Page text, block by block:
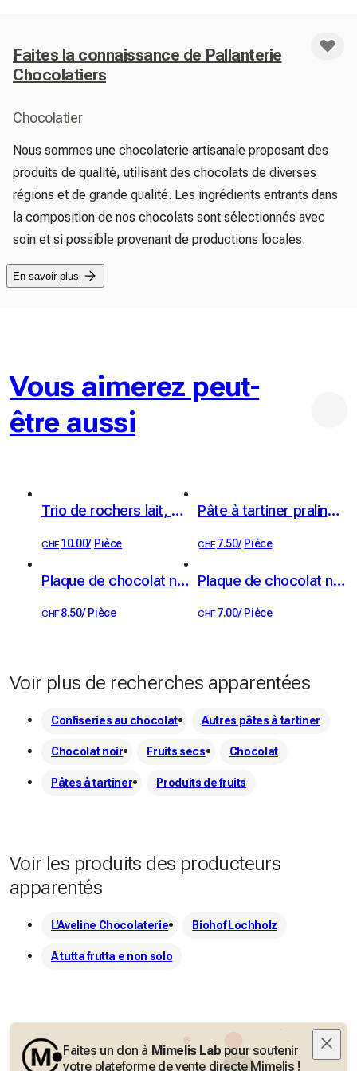
Faites la connaissance de Pallanterie
Chocolatiers
Chocolatier
Nous sommes une chocolaterie artisanale proposant des
produits de qualité, utilisant des chocolats de diverses
régions et de grande qualité. Les ingrédients entrants dans
la composition de nos chocolats sont sélectionnés avec
soin et si possible provenant de productions locales.
En savoir plus
Vous aimerez peut-
être aussi
Trio de rochers lait, blanc & noir, 100g
CHF 10.00/ Pièce
Pâte à tartiner praliné noisette & chocolat noir 65%, 100g
CHF 7.50/ Pièce
Plaque de chocolat noir 65% et pistaches
CHF 8.50/ Pièce
Plaque de chocolat noir Grenada 65%
CHF 7.00/ Pièce
Voir plus de recherches apparentées
Confiseries au chocolat Autres pâtes à tartiner
Chocolat noir Fruits secs Chocolat
Pâtes à tartiner Produits de fruits
Voir les produits des producteurs
apparentés
L'Aveline Chocolaterie Biohof Lochholz
A tutta frutta e non solo
Faites un don à Mimelis Lab pour soutenir
votre plateforme de vente directe Mimelis !